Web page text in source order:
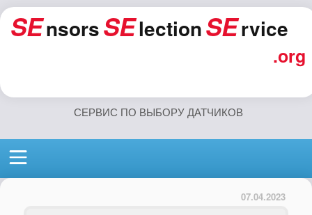
SEnsorsSElectionSErvice
.org
СЕРВИС ПО ВЫБОРУ ДАТЧИКОВ
07.04.2023